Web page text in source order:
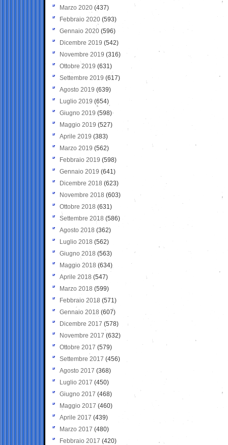
Marzo 2020 (437)
Febbraio 2020 (593)
Gennaio 2020 (596)
Dicembre 2019 (542)
Novembre 2019 (316)
Ottobre 2019 (631)
Settembre 2019 (617)
Agosto 2019 (639)
Luglio 2019 (654)
Giugno 2019 (598)
Maggio 2019 (527)
Aprile 2019 (383)
Marzo 2019 (562)
Febbraio 2019 (598)
Gennaio 2019 (641)
Dicembre 2018 (623)
Novembre 2018 (603)
Ottobre 2018 (631)
Settembre 2018 (586)
Agosto 2018 (362)
Luglio 2018 (562)
Giugno 2018 (563)
Maggio 2018 (634)
Aprile 2018 (547)
Marzo 2018 (599)
Febbraio 2018 (571)
Gennaio 2018 (607)
Dicembre 2017 (578)
Novembre 2017 (632)
Ottobre 2017 (579)
Settembre 2017 (456)
Agosto 2017 (368)
Luglio 2017 (450)
Giugno 2017 (468)
Maggio 2017 (460)
Aprile 2017 (439)
Marzo 2017 (480)
Febbraio 2017 (420)